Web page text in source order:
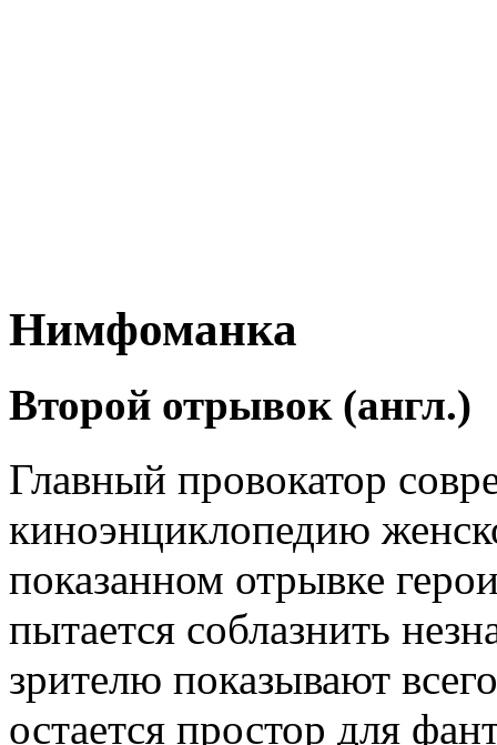
Нимфоманка
Второй отрывок (англ.)
Главный провокатор
киноэнциклопедию
показанном отрывке
пытается соблазнить
зрителю показывают
остается простор для